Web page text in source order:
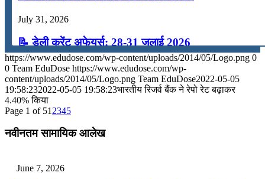
July 31, 2026
📝 डेली करेंट अफेयर्स: 28-31 जुलाई 2026
July 28, 2026
📝 डेली करेंट अफेयर्स: 25-27 जुलाई 2026
July 25, 2026
📝 डेली करेंट अफेयर्स: 22-24 जुलाई 2026
https://www.edudose.com/wp-content/uploads/2014/05/Logo.png 0
0 Team EduDose https://www.edudose.com/wp-
content/uploads/2014/05/Logo.png Team EduDose2022-05-05
19:58:232022-05-05 19:58:23भारतीय रिजर्व बैंक ने रेपो रेट बढ़ाकर
4.40% किया
Page 1 of 51 2345
नवीनतम सामायिक आलेख
June 7, 2026